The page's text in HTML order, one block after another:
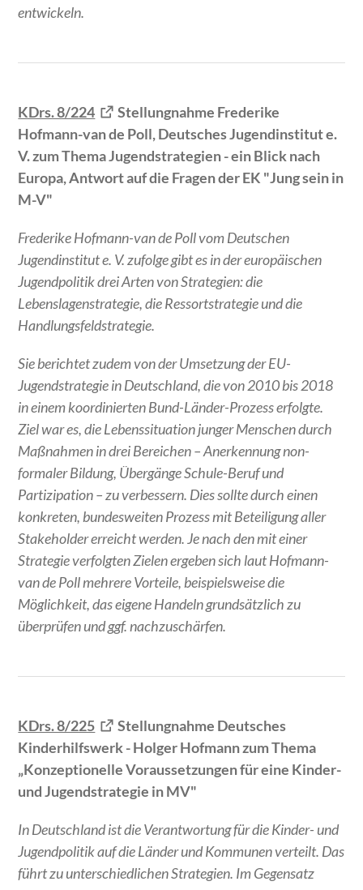
entwickeln.
KDrs. 8/224
Stellungnahme Frederike
Hofmann-van de Poll, Deutsches Jugendinstitut e.
V. zum Thema Jugendstrategien - ein Blick nach
Europa, Antwort auf die Fragen der EK "Jung sein in
M-V"
Frederike Hofmann-van de Poll vom Deutschen
Jugendinstitut e. V. zufolge gibt es in der europäischen
Jugendpolitik drei Arten von Strategien: die
Lebenslagenstrategie, die Ressortstrategie und die
Handlungsfeldstrategie.
Sie berichtet zudem von der Umsetzung der EU-
Jugendstrategie in Deutschland, die von 2010 bis 2018
in einem koordinierten Bund-Länder-Prozess erfolgte.
Ziel war es, die Lebenssituation junger Menschen durch
Maßnahmen in drei Bereichen – Anerkennung non-
formaler Bildung, Übergänge Schule-Beruf und
Partizipation – zu verbessern. Dies sollte durch einen
konkreten, bundesweiten Prozess mit Beteiligung aller
Stakeholder erreicht werden. Je nach den mit einer
Strategie verfolgten Zielen ergeben sich laut Hofmann-
van de Poll mehrere Vorteile, beispielsweise die
Möglichkeit, das eigene Handeln grundsätzlich zu
überprüfen und ggf. nachzuschärfen.
KDrs. 8/225
Stellungnahme Deutsches
Kinderhilfswerk - Holger Hofmann zum Thema
„Konzeptionelle Voraussetzungen für eine Kinder-
und Jugendstrategie in MV"
In Deutschland ist die Verantwortung für die Kinder- und
Jugendpolitik auf die Länder und Kommunen verteilt. Das
führt zu unterschiedlichen Strategien. Im Gegensatz